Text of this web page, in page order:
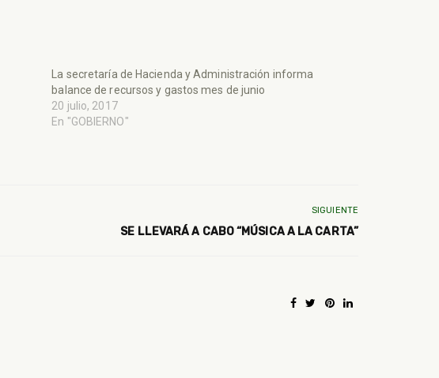
La secretaría de Hacienda y Administración informa
balance de recursos y gastos mes de junio
20 julio, 2017
En "GOBIERNO"
SIGUIENTE
SE LLEVARÁ A CABO “MÚSICA A LA CARTA”